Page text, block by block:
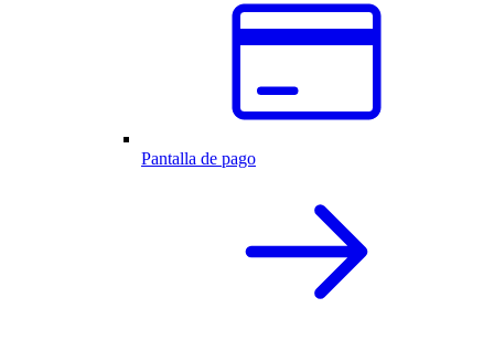
Pantalla de pago